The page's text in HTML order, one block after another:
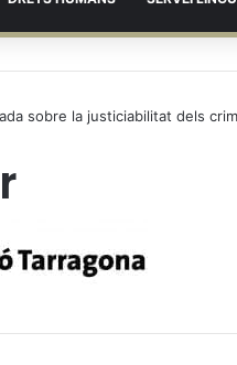
sobre la justiciabilitat dels